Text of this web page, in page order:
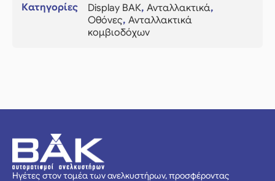
Κατηγορίες
Display ΒΑΚ, Ανταλλακτικά,
Οθόνες, Ανταλλακτικά
κομβιοδόχων
Ηγέτες στον τομέα των ανελκυστήρων, προσφέροντας